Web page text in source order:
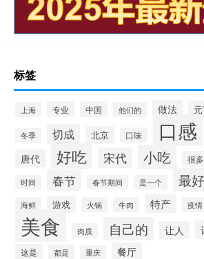
标签
上海 专业 中国 他们的 做法
冬季 切成 北京 口味 口感
唐代
好吃 宋代 小吃 很
时间 春节 春节期间 是一个 最
海鲜 游戏 火锅 牛肉 特产 疫情
美食 肉质 自己的 让人
这是 都是 重庆 餐厅